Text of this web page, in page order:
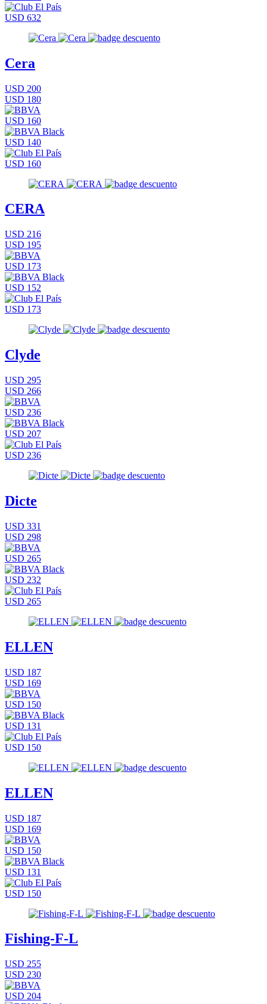
USD 632
Cera
USD 200
USD 180
USD 160
USD 140
USD 160
CERA
USD 216
USD 195
USD 173
USD 152
USD 173
Clyde
USD 295
USD 266
USD 236
USD 207
USD 236
Dicte
USD 331
USD 298
USD 265
USD 232
USD 265
ELLEN
USD 187
USD 169
USD 150
USD 131
USD 150
ELLEN
USD 187
USD 169
USD 150
USD 131
USD 150
Fishing-F-L
USD 255
USD 230
USD 204